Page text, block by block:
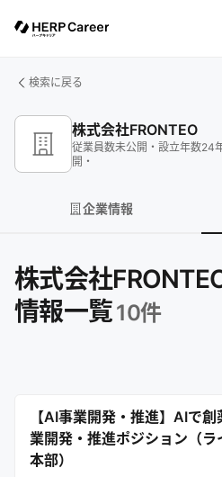
検索に戻る
株式会社FRONTEO
従業員数未公開 ・ 設立年数24
開 ・
企業情報
株式会社
情報一覧10件
【AI事業開発・推進】AIで
業開発・推進ポジション（
本部）